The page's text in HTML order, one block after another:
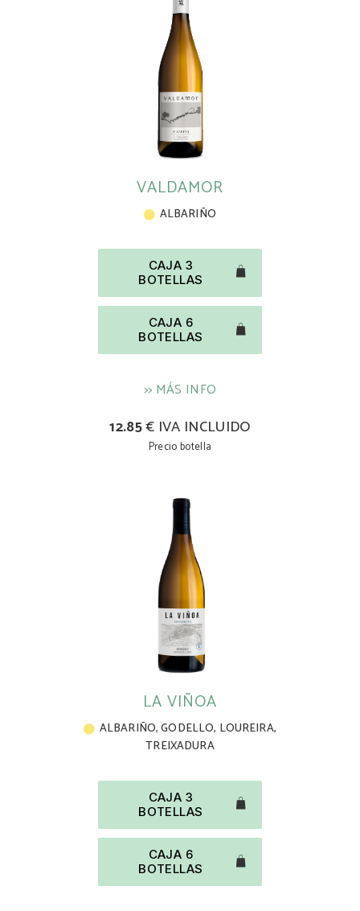
VALDAMOR
ALBARIÑO
CAJA 3
BOTELLAS
CAJA 6
BOTELLAS
>> MÁS INFO
12.85€ IVA INCLUIDO
Precio botella
LA VIÑOA
ALBARIÑO,GODELLO, LOUREIRA,
TREIXADURA
CAJA 3
BOTELLAS
CAJA 6
BOTELLAS